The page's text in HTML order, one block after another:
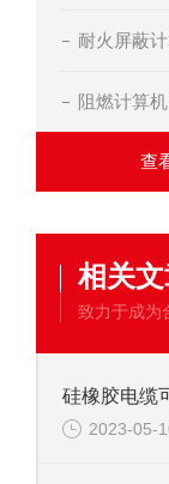
耐火屏蔽
阻燃计算
查
相关
致力于成为
2023-05-